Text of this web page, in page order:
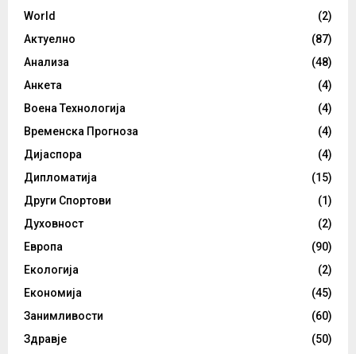
World
(2)
Актуелно
(87)
Анализа
(48)
Анкета
(4)
Воена Технологија
(4)
Временска Прогноза
(4)
Дијаспора
(4)
Дипломатија
(15)
Други Спортови
(1)
Духовност
(2)
Европа
(90)
Екологија
(2)
Економија
(45)
Занимливости
(60)
Здравје
(50)